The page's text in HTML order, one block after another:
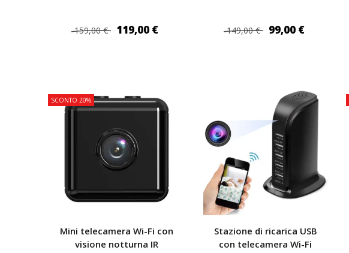
159,00 € 119,00 € 149,00 € 99,00 €
SCONTO 20%
Mini telecamera Wi-Fi con
visione notturna IR
Stazione di ricarica USB
con telecamera Wi-Fi